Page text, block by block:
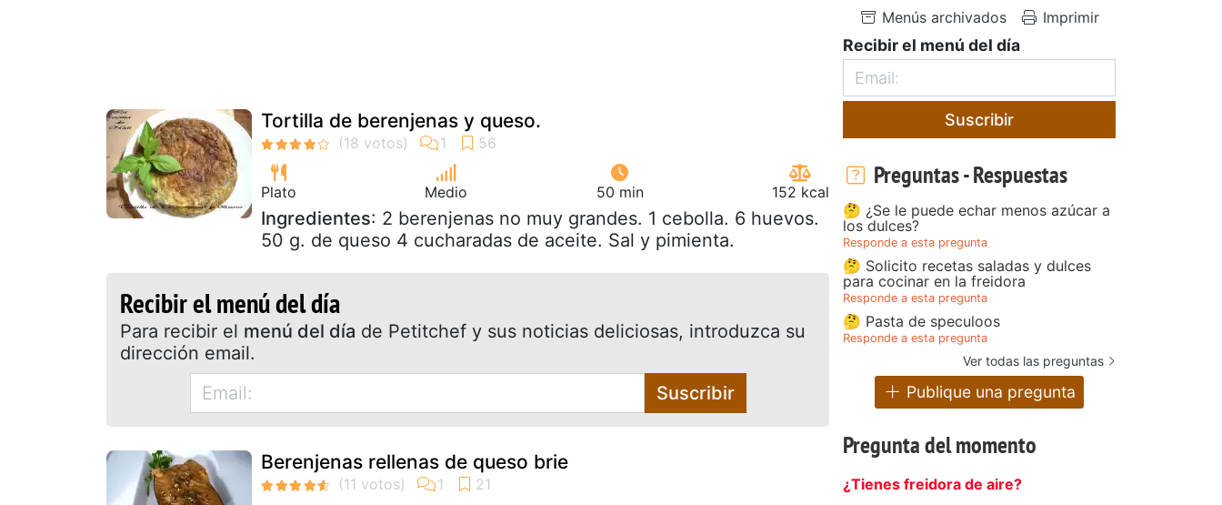
Tortilla de berenjenas y queso.
Plato Medio 50 min 152 kcal
Ingredientes: 2 berenjenas no muy grandes. 1 cebolla. 6 huevos.
50 g. de queso 4 cucharadas de aceite. Sal y pimienta.
Recibir el menú del día
Para recibir el menú del día de Petitchef y sus noticias deliciosas, introduzca su
dirección email.
Suscribir
Berenjenas rellenas de queso brie
Menús archivados Imprimir
Recibir el menú del día
Suscribir
Preguntas - Respuestas
🤔 ¿Se le puede echar menos azúcar a
los dulces?
Responde a esta pregunta
🤔 Solicito recetas saladas y dulces
para cocinar en la freidora
Responde a esta pregunta
🤔 Pasta de speculoos
Responde a esta pregunta
Ver todas las preguntas
Publique una pregunta
Pregunta del momento
¿Tienes freidora de aire?